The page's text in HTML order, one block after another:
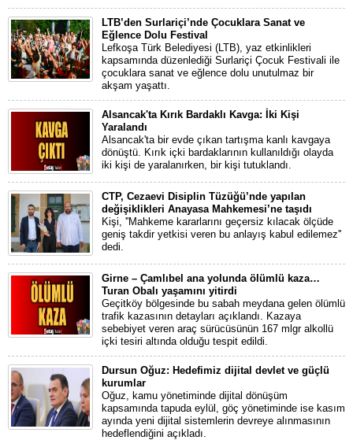
LTB’den Surlariçi’nde Çocuklara Sanat ve
Eğlence Dolu Festival
Lefkoşa Türk Belediyesi (LTB), yaz etkinlikleri
kapsamında düzenlediği Surlariçi Çocuk Festivali ile
çocuklara sanat ve eğlence dolu unutulmaz bir
akşam yaşattı.
Alsancak'ta Kırık Bardaklı Kavga: İki Kişi
Yaralandı
Alsancak'ta bir evde çıkan tartışma kanlı kavgaya
dönüştü. Kırık içki bardaklarının kullanıldığı olayda
iki kişi de yaralanırken, bir kişi tutuklandı.
CTP, Cezaevi Disiplin Tüzüğü’nde yapılan
değişiklikleri Anayasa Mahkemesi’ne taşıdı
Kişi, ''Mahkeme kararlarını geçersiz kılacak ölçüde
geniş takdir yetkisi veren bu anlayış kabul edilemez''
dedi.
Girne – Çamlıbel ana yolunda ölümlü kaza…
Turan Obalı yaşamını yitirdi
Geçitköy bölgesinde bu sabah meydana gelen ölümlü
trafik kazasının detayları açıklandı. Kazaya
sebebiyet veren araç sürücüsünün 167 mlgr alkollü
içki tesiri altında olduğu tespit edildi.
Dursun Oğuz: Hedefimiz dijital devlet ve güçlü
kurumlar
Oğuz, kamu yönetiminde dijital dönüşüm
kapsamında tapuda eylül, göç yönetiminde ise kasım
ayında yeni dijital sistemlerin devreye alınmasının
hedeflendiğini açıkladı.